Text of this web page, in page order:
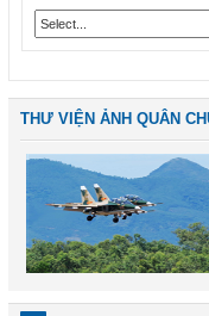
THƯ VIỆN ẢNH QUÂN